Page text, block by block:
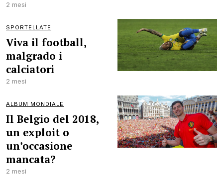
2 mesi
SPORTELLATE
Viva il football,
malgrado i
calciatori
2 mesi
ALBUM MONDIALE
Il Belgio del 2018,
un exploit o
un’occasione
mancata?
2 mesi